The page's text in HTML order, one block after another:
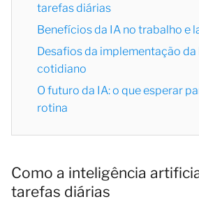
tarefas diárias
Benefícios da IA no trabalho e
Desafios da implementação da
cotidiano
O futuro da IA: o que esperar
rotina
Como a inteligência
tarefas diárias